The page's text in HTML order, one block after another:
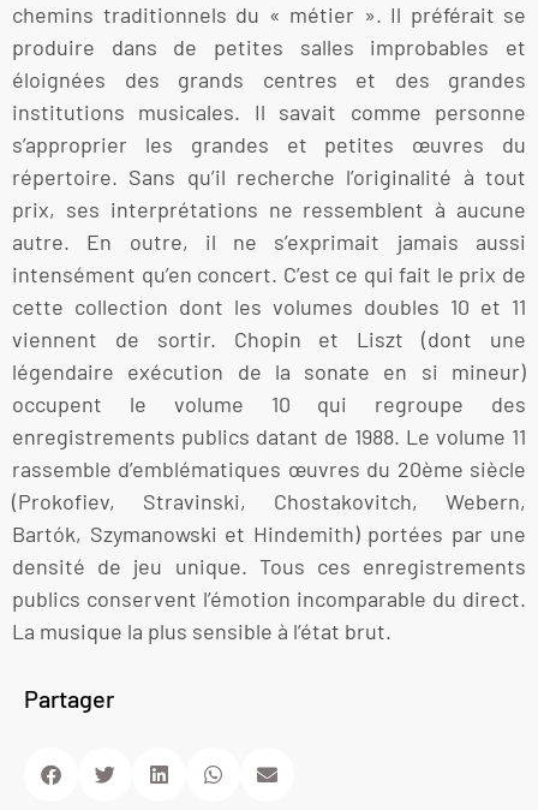
chemins traditionnels du « métier ». Il préférait se
produire dans de petites salles improbables et
éloignées des grands centres et des grandes
institutions musicales. Il savait comme personne
s’approprier les grandes et petites œuvres du
répertoire. Sans qu’il recherche l’originalité à tout
prix, ses interprétations ne ressemblent à aucune
autre. En outre, il ne s’exprimait jamais aussi
intensément qu’en concert. C’est ce qui fait le prix de
cette collection dont les volumes doubles 10 et 11
viennent de sortir. Chopin et Liszt (dont une
légendaire exécution de la sonate en si mineur)
occupent le volume 10 qui regroupe des
enregistrements publics datant de 1988. Le volume 11
rassemble d’emblématiques œuvres du 20ème siècle
(Prokofiev, Stravinski, Chostakovitch, Webern,
Bartók, Szymanowski et Hindemith) portées par une
densité de jeu unique. Tous ces enregistrements
publics conservent l’émotion incomparable du direct.
La musique la plus sensible à l’état brut.
Partager